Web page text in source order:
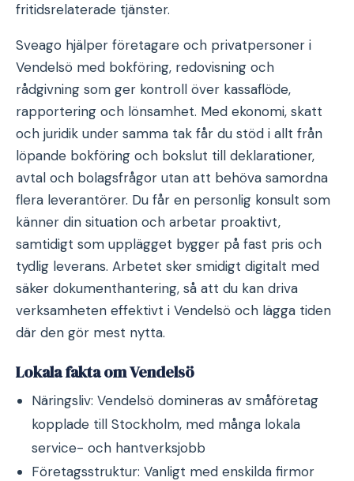
fritidsrelaterade tjänster.
Sveago hjälper företagare och privatpersoner i
Vendelsö med bokföring, redovisning och
rådgivning som ger kontroll över kassaflöde,
rapportering och lönsamhet. Med ekonomi, skatt
och juridik under samma tak får du stöd i allt från
löpande bokföring och bokslut till deklarationer,
avtal och bolagsfrågor utan att behöva samordna
flera leverantörer. Du får en personlig konsult som
känner din situation och arbetar proaktivt,
samtidigt som upplägget bygger på fast pris och
tydlig leverans. Arbetet sker smidigt digitalt med
säker dokumenthantering, så att du kan driva
verksamheten effektivt i Vendelsö och lägga tiden
där den gör mest nytta.
Lokala fakta om Vendelsö
Näringsliv: Vendelsö domineras av småföretag
kopplade till Stockholm, med många lokala
service- och hantverksjobb
Företagsstruktur: Vanligt med enskilda firmor